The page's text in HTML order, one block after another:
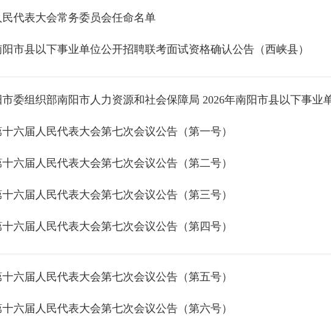
代表大会常务委员会任命名单
阳市县以下事业单位公开招聘联考面试资格确认公告（西峡县）
六届人民代表大会第七次会议公告（第一号）
六届人民代表大会第七次会议公告（第二号）
六届人民代表大会第七次会议公告（第三号）
六届人民代表大会第七次会议公告（第四号）
六届人民代表大会第七次会议公告（第五号）
六届人民代表大会第七次会议公告（第六号）